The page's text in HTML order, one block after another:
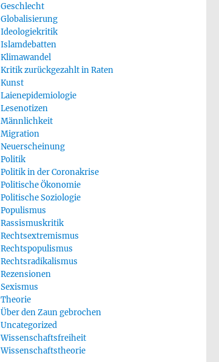
Geschlecht
Globalisierung
Ideologiekritik
Islamdebatten
Klimawandel
Kritik zurückgezahlt in Raten
Kunst
Laienepidemiologie
Lesenotizen
Männlichkeit
Migration
Neuerscheinung
Politik
Politik in der Coronakrise
Politische Ökonomie
Politische Soziologie
Populismus
Rassismuskritik
Rechtsextremismus
Rechtspopulismus
Rechtsradikalismus
Rezensionen
Sexismus
Theorie
Über den Zaun gebrochen
Uncategorized
Wissenschaftsfreiheit
Wissenschaftstheorie